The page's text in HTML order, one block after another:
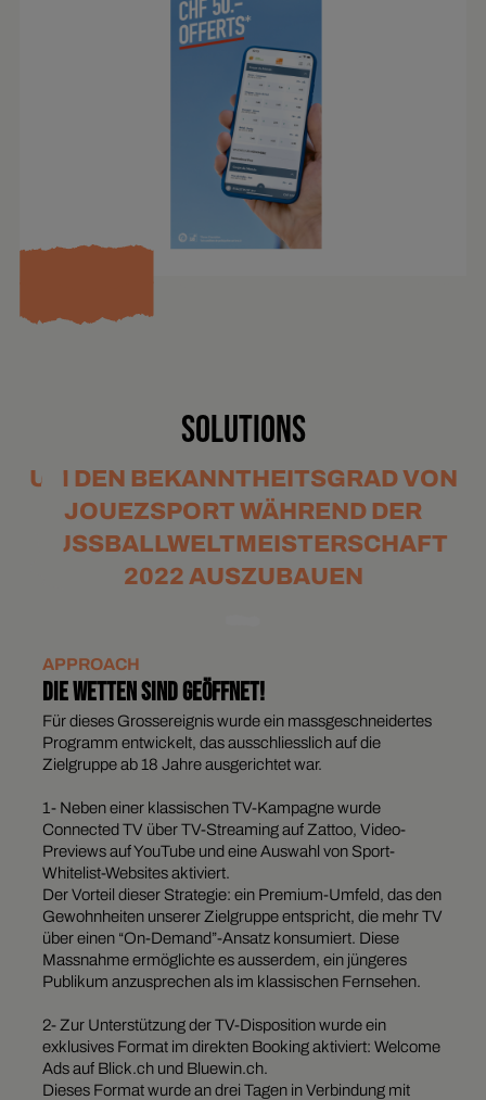
SOLUTIONS
UM DEN BEKANNTHEITSGRAD VON
JOUEZSPORT WÄHREND DER
FUSSBALLWELTMEISTERSCHAFT
2022 AUSZUBAUEN
APPROACH
DIE WETTEN SIND GEÖFFNET!
Für dieses Grossereignis wurde ein massgeschneidertes
Programm entwickelt, das ausschliesslich auf die
Zielgruppe ab 18 Jahre ausgerichtet war.
1- Neben einer klassischen TV-Kampagne wurde
Connected TV über TV-Streaming auf Zattoo, Video-
Previews auf YouTube und eine Auswahl von Sport-
Whitelist-Websites aktiviert.
Der Vorteil dieser Strategie: ein Premium-Umfeld, das den
Gewohnheiten unserer Zielgruppe entspricht, die mehr TV
über einen “On-Demand”-Ansatz konsumiert. Diese
Massnahme ermöglichte es ausserdem, ein jüngeres
Publikum anzusprechen als im klassischen Fernsehen.
2- Zur Unterstützung der TV-Disposition wurde ein
exklusives Format im direkten Booking aktiviert: Welcome
Ads auf Blick.ch und Bluewin.ch.
Dieses Format wurde an drei Tagen in Verbindung mit